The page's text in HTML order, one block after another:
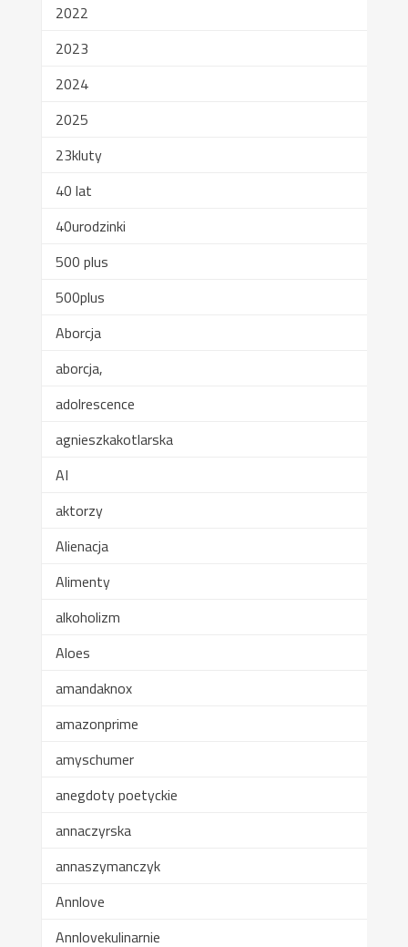
2022
2023
2024
2025
23kluty
40 lat
40urodzinki
500 plus
500plus
Aborcja
aborcja,
adolrescence
agnieszkakotlarska
AI
aktorzy
Alienacja
Alimenty
alkoholizm
Aloes
amandaknox
amazonprime
amyschumer
anegdoty poetyckie
annaczyrska
annaszymanczyk
Annlove
Annlovekulinarnie